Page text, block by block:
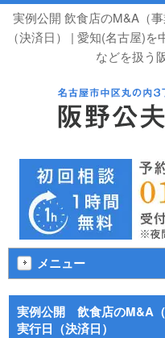
実例公開 飲食店のM&A（
（決済日） | 愛知(名古屋)
などを扱う
メニュー
実例公開 飲食店のM&A
実行日（決済日）